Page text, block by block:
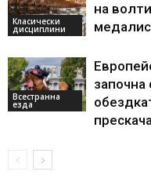
Класически
дисциплини
на
Всестранна
езда